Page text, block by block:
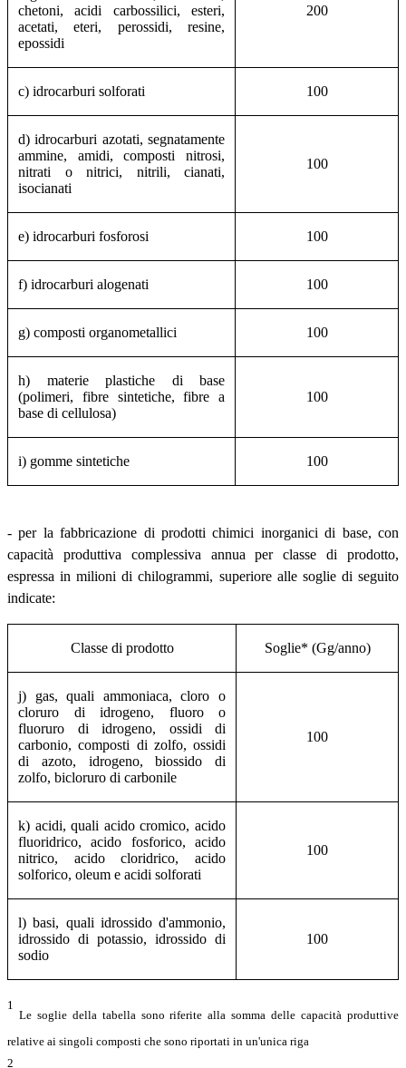
chetoni, acidi carbossilici, esteri,
acetati, eteri, perossidi, resine,
epossidi
200
c) idrocarburi solforati 100
d) idrocarburi azotati, segnatamente
ammine, amidi, composti nitrosi,
nitrati o nitrici, nitrili, cianati,
isocianati
100
e) idrocarburi fosforosi 100
f) idrocarburi alogenati 100
g) composti organometallici 100
h) materie plastiche di base
(polimeri, fibre sintetiche, fibre a
base di cellulosa)
100
i) gomme sintetiche 100
- per la fabbricazione di prodotti chimici inorganici di base, con
capacità produttiva complessiva annua per classe di prodotto,
espressa in milioni di chilogrammi, superiore alle soglie di seguito
indicate:
Classe di prodotto Soglie* (Gg/anno)
j) gas, quali ammoniaca, cloro o
cloruro di idrogeno, fluoro o
fluoruro di idrogeno, ossidi di
carbonio, composti di zolfo, ossidi
di azoto, idrogeno, biossido di
zolfo, bicloruro di carbonile
100
k) acidi, quali acido cromico, acido
fluoridrico, acido fosforico, acido
nitrico, acido cloridrico, acido
solforico, oleum e acidi solforati
100
l) basi, quali idrossido d'ammonio,
idrossido di potassio, idrossido di
sodio
100
1
Le soglie della tabella sono riferite alla somma delle capacità produttive
relative ai singoli composti che sono riportati in un'unica riga
2